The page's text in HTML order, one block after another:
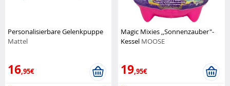
Personalisierbare Gelenkpuppe
Mattel
16,95€
Magic Mixies ,,Sonnenzauber"-
Kessel MOOSE
19,95€